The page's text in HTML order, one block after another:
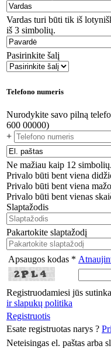
Vardas turi būti tik iš
iš 3 simbolių.
Pasirinkite šalį
Telefono numeris
Nurodykite savo pilną
600 00000)
+
Ne mažiau kaip 12 simbolių.
Privalo būti bent viena
Privalo būti bent viena
Privalo būti bent vienas
Slaptažodis
Pakartokite slaptažodį
Apsaugos kodas *
Registruodamiesi jūs
ir slapukų politika
Registruotis
Esate registruotas narys ?
Neteisingas el. paštas arba